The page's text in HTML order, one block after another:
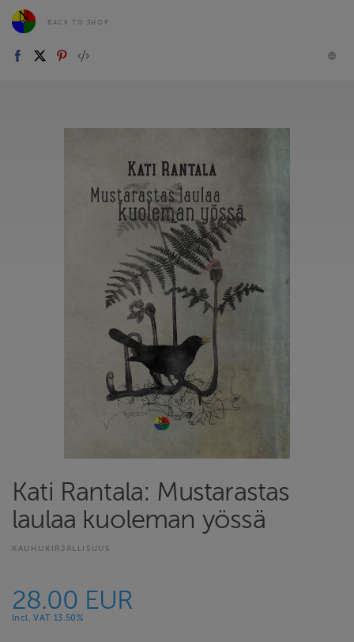
BACK TO SHOP
Kati Rantala: Mustarastas
laulaa kuoleman yössä
KAUHUKIRJALLISUUS
28.00 EUR
Incl. VAT 13.50%